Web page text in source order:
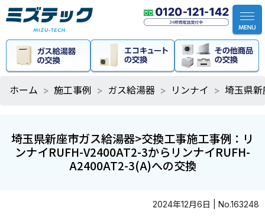
ホーム 施工事例 ガス給湯器 リンナイ 埼玉県
埼玉県新座市ガス給湯器>交換工事施工事例：リ
ンナイRUFH-V2400AT2-3からリンナイRUFH-
A2400AT2-3(A)への交換
2024年12月6日 | No.163248